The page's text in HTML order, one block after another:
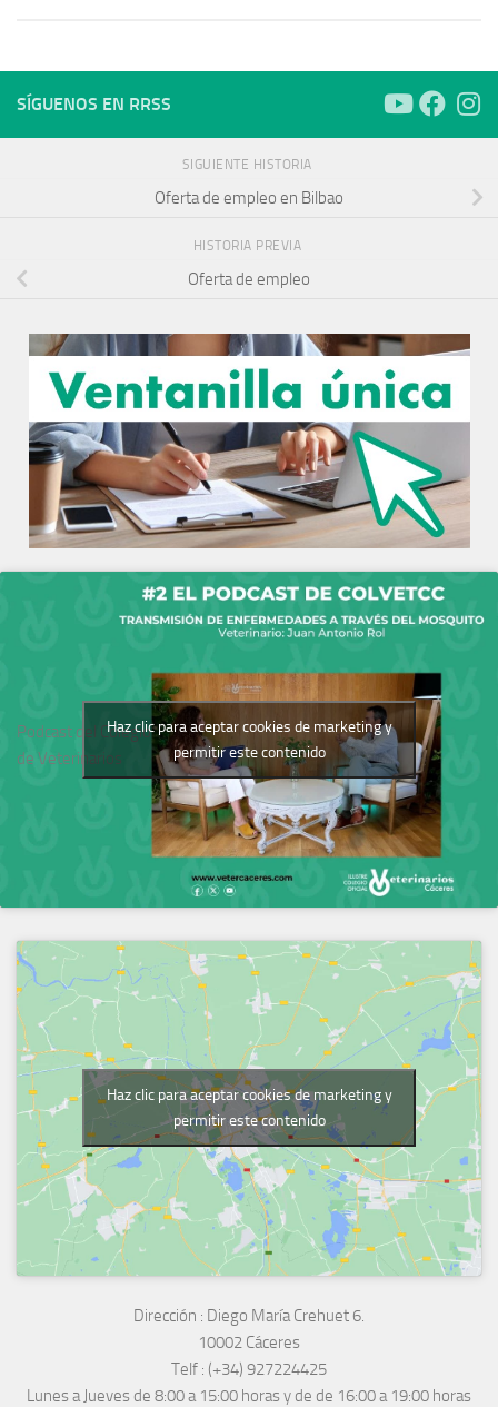
SÍGUENOS EN RRSS
SIGUIENTE HISTORIA
Oferta de empleo en Bilbao
HISTORIA PREVIA
Oferta de empleo
Podcast del Colegio
de Veterinarios
Haz clic para aceptar cookies de marketing y
permitir este contenido
Haz clic para aceptar cookies de marketing y
permitir este contenido
Dirección : Diego María Crehuet 6.
10002 Cáceres
Telf : (+34) 927224425
Lunes a Jueves de 8:00 a 15:00 horas y de de 16:00 a 19:00 horas